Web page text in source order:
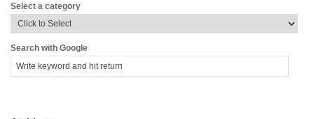
Select a category
Search with Google